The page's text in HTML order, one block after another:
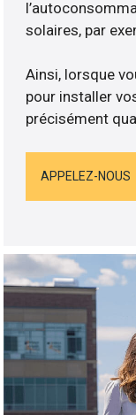
solaires, par
Ainsi, lorsque
pour installer
précisément
APPELEZ-NOUS